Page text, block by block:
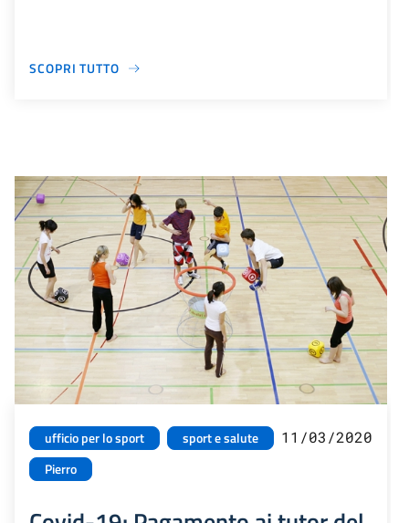
SCOPRI TUTTO
ufficio per lo sport
sport e salute
Pierro
11/03/2020